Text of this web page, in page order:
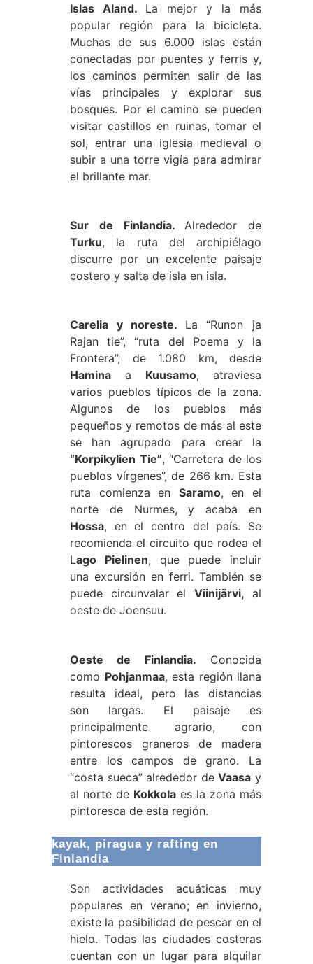
Islas Aland. La mejor y la más
popular región para la bicicleta.
Muchas de sus 6.000 islas están
conectadas por puentes y ferris y,
los caminos permiten salir de las
vías principales y explorar sus
bosques. Por el camino se pueden
visitar castillos en ruinas, tomar el
sol, entrar una iglesia medieval o
subir a una torre vigía para admirar
el brillante mar.
Sur de Finlandia. Alrededor de
Turku, la ruta del archipiélago
discurre por un excelente paisaje
costero y salta de isla en isla.
Carelia y noreste. La “Runon ja
Rajan tie”, “ruta del Poema y la
Frontera”, de 1.080 km, desde
Hamina a Kuusamo, atraviesa
varios pueblos típicos de la zona.
Algunos de los pueblos más
pequeños y remotos de más al este
se han agrupado para crear la
“Korpikylien Tie”, “Carretera de los
pueblos vírgenes”, de 266 km. Esta
ruta comienza en Saramo, en el
norte de Nurmes, y acaba en
Hossa, en el centro del país. Se
recomienda el circuito que rodea el
Lago Pielinen, que puede incluir
una excursión en ferri. También se
puede circunvalar el Viinijärvi, al
oeste de Joensuu.
Oeste de Finlandia. Conocida
como Pohjanmaa, esta región llana
resulta ideal, pero las distancias
son largas. El paisaje es
principalmente agrario, con
pintorescos graneros de madera
entre los campos de grano. La
“costa sueca” alrededor deVaasa y
al norte de Kokkola es la zona más
pintoresca de esta región.
kayak, piragua y rafting en
Finlandia
Son actividades acuáticas muy
populares en verano; en invierno,
existe la posibilidad de pescar en el
hielo. Todas las ciudades costeras
cuentan con un lugar para alquilar